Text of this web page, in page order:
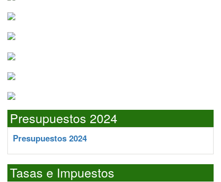
Presupuestos 2024
Presupuestos 2024
Tasas e Impuestos